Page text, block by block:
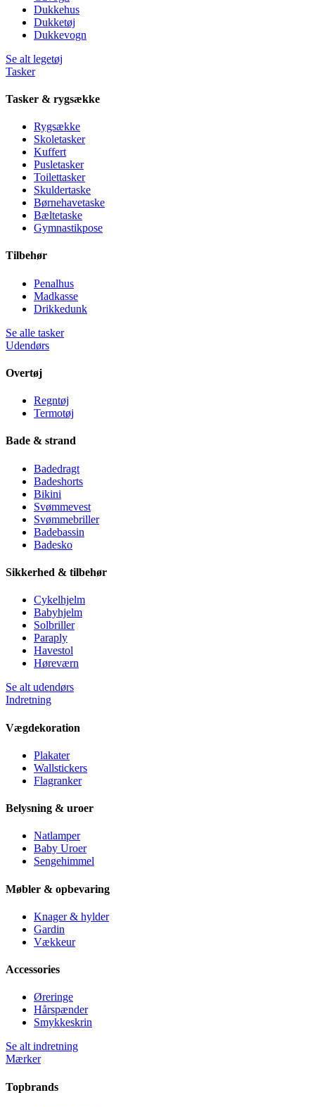
Dukkehus
Dukketøj
Dukkevogn
Se alt legetøj
Tasker
Tasker & rygsække
Rygsække
Skoletasker
Kuffert
Pusletasker
Toilettasker
Skuldertaske
Børnehavetaske
Bæltetaske
Gymnastikpose
Tilbehør
Penalhus
Madkasse
Drikkedunk
Se alle tasker
Udendørs
Overtøj
Regntøj
Termotøj
Bade & strand
Badedragt
Badeshorts
Bikini
Svømmevest
Svømmebriller
Badebassin
Badesko
Sikkerhed & tilbehør
Cykelhjelm
Babyhjelm
Solbriller
Paraply
Havestol
Høreværn
Se alt udendørs
Indretning
Vægdekoration
Plakater
Wallstickers
Flagranker
Belysning & uroer
Natlamper
Baby Uroer
Sengehimmel
Møbler & opbevaring
Knager & hylder
Gardin
Vækkeur
Accessories
Øreringe
Hårspænder
Smykkeskrin
Se alt indretning
Mærker
Topbrands